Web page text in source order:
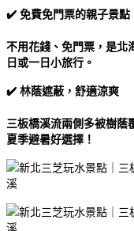
✔️ 免費免門票的親子景點
不用花錢、免門票，是北
日或一日小旅行。
✔️ 林蔭遮蔽，舒適涼爽
三板橋溪流兩側多被樹蔭
夏季避暑好選擇！